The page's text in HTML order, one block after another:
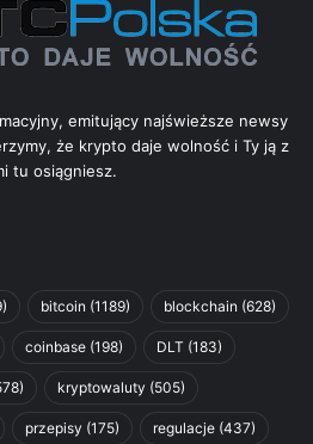
emitujący najświeższe newsy
że krypto daje wolność i Ty ją z
tu osiągniesz.
bitcoin (1189) blockchain (628)
coinbase (198) DLT (183)
kryptowaluty (505)
przepisy (175) regulacje (437)